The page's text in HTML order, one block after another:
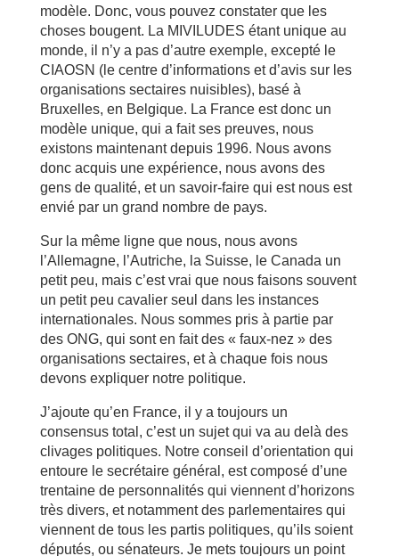
modèle. Donc, vous pouvez constater que les
choses bougent. La MIVILUDES étant unique au
monde, il n’y a pas d’autre exemple, excepté le
CIAOSN (le centre d’informations et d’avis sur les
organisations sectaires nuisibles), basé à
Bruxelles, en Belgique. La France est donc un
modèle unique, qui a fait ses preuves, nous
existons maintenant depuis 1996. Nous avons
donc acquis une expérience, nous avons des
gens de qualité, et un savoir-faire qui est nous est
envié par un grand nombre de pays.
Sur la même ligne que nous, nous avons
l’Allemagne, l’Autriche, la Suisse, le Canada un
petit peu, mais c’est vrai que nous faisons souvent
un petit peu cavalier seul dans les instances
internationales. Nous sommes pris à partie par
des ONG, qui sont en fait des « faux-nez » des
organisations sectaires, et à chaque fois nous
devons expliquer notre politique.
J’ajoute qu’en France, il y a toujours un
consensus total, c’est un sujet qui va au delà des
clivages politiques. Notre conseil d’orientation qui
entoure le secrétaire général, est composé d’une
trentaine de personnalités qui viennent d’horizons
très divers, et notamment des parlementaires qui
viennent de tous les partis politiques, qu’ils soient
députés, ou sénateurs. Je mets toujours un point